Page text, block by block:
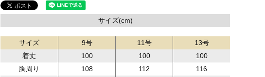
サイズ(cm)
サイズ 9号 11号
13号
着丈
100 100
100
胸周り
108 112
116